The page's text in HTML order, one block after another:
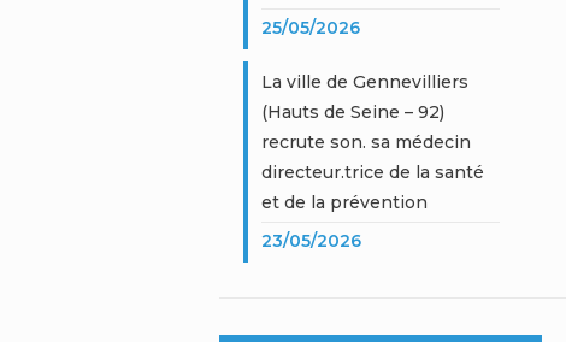
25/05/2026
La ville de Gennevilliers
(Hauts de Seine – 92)
recrute son. sa médecin
directeur.trice de la santé
et de la prévention
23/05/2026